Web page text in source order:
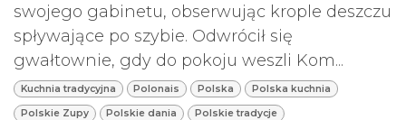
swojego gabinetu, obserwując krople deszczu
spływające po szybie. Odwrócił się
gwałtownie, gdy do pokoju weszli Kom...
Kuchnia tradycyjna Polonais Polska Polska kuchnia
Polskie Zupy Polskie dania Polskie tradycje